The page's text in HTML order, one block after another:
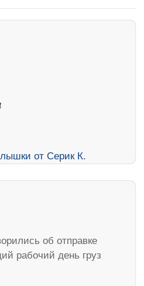
об отправке
рабочий день груз